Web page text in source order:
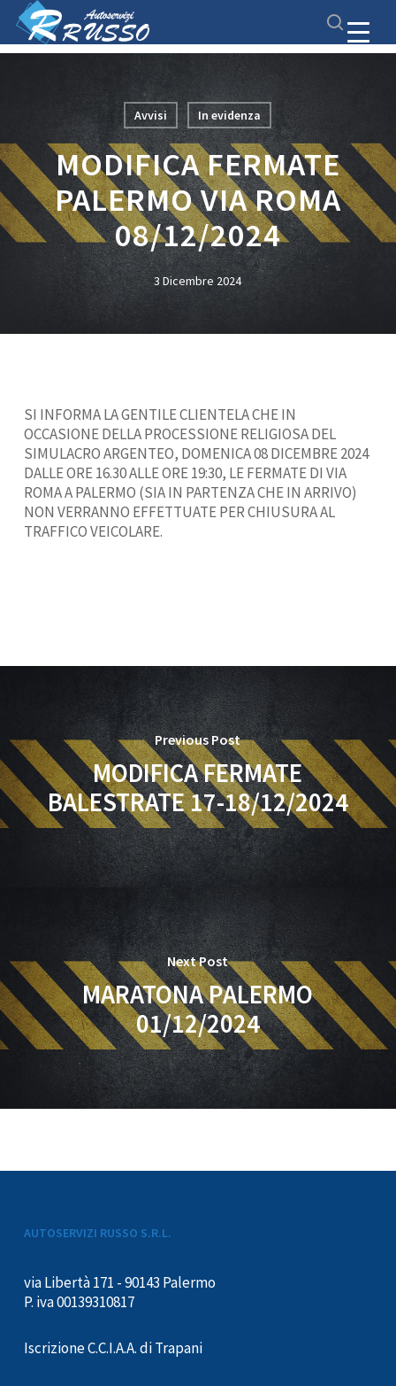
Skip
main
search
Avvisi In evidenza
MODIFICA FERMATE
PALERMO VIA ROMA
08/12/2024
3 Dicembre 2024
SI INFORMA LA GENTILE CLIENTELA CHE IN
OCCASIONE DELLA PROCESSIONE RELIGIOSA DEL
SIMULACRO ARGENTEO, DOMENICA 08 DICEMBRE 2024
DALLE ORE 16.30 ALLE ORE 19:30, LE FERMATE DI VIA
ROMA A PALERMO (SIA IN PARTENZA CHE IN ARRIVO)
NON VERRANNO EFFETTUATE PER CHIUSURA AL
TRAFFICO VEICOLARE.
Previous Post
MODIFICA FERMATE
BALESTRATE 17-18/12/2024
Next Post
MARATONA PALERMO
01/12/2024
AUTOSERVIZI RUSSO S.R.L.
via Libertà 171 - 90143 Palermo
P. iva 00139310817
Iscrizione C.C.I.A.A. di Trapani
Close